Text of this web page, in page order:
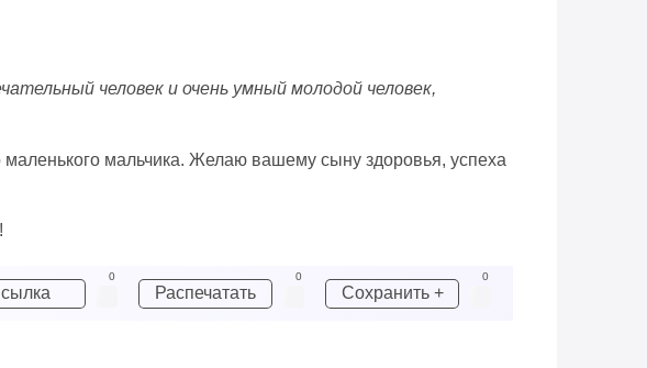
человек и очень умный молодой человек,
мальчика. Желаю вашему сыну здоровья, успеха
0
Распечатать
0
Сохранить +
0